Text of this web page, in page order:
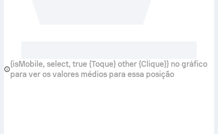
{isMobile, select, true {Toque} other {Clique}} no gráfico
para ver os valores médios para essa posição